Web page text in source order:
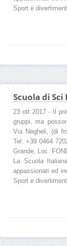
Sport e
Scuola di
23 ott 2017 - Il
gruppi, ma
Via Negheli, (di
Tel: +39 0464
Grande. Loc.
La Scuola
appassionati ed
Sport e